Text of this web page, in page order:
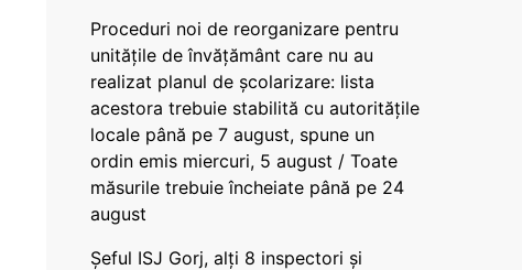
Proceduri noi de reorganizare pentru
unitățile de învățământ care nu au
realizat planul de școlarizare: lista
acestora trebuie stabilită cu autoritățile
locale până pe 7 august, spune un
ordin emis miercuri, 5 august / Toate
măsurile trebuie încheiate până pe 24
august
Șeful ISJ Gorj, alți 8 inspectori și